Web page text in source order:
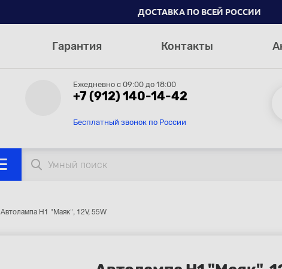
ДОСТАВКА ПО ВСЕЙ РОССИИ
Гарантия Контакты
Ежедневно с 09:00 до 18:00
+7 (912) 140-14-42
Бесплатный звонок по России
Автолампа H1 "Маяк", 12V, 55W